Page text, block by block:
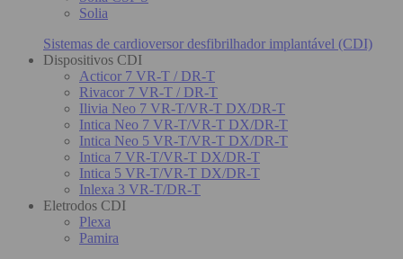
Solia
Sistemas de cardioversor desfibrilhador implantável (CDI)
Dispositivos CDI
Acticor 7 VR-T / DR-T
Rivacor 7 VR-T / DR-T
Ilivia Neo 7 VR-T/VR-T DX/DR-T
Intica Neo 7 VR-T/VR-T DX/DR-T
Intica Neo 5 VR-T/VR-T DX/DR-T
Intica 7 VR-T/VR-T DX/DR-T
Intica 5 VR-T/VR-T DX/DR-T
Inlexa 3 VR-T/DR-T
Eletrodos CDI
Plexa
Pamira